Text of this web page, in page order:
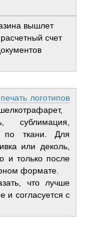
вышлет
счет
печать логотипов
сублимация,
по ткани. Для
или деколь,
и только после
формате.
что лучше
и согласуется с